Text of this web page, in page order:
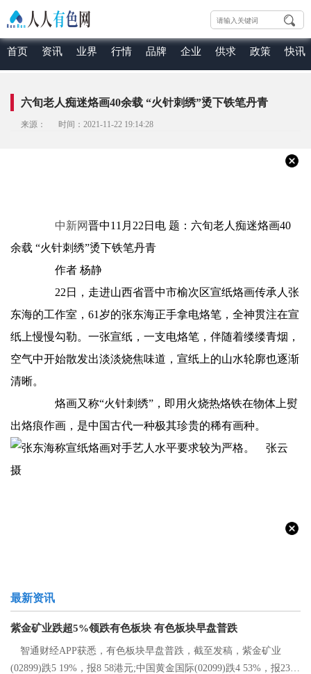
首页 资讯 业界 行情 品牌 企业 供求 政策 快讯
六旬老人痴迷烙画40余载 “火针刺绣”烫下铁笔丹青
来源： 时间：2021-11-22 19:14:28
中新网晋中11月22日电 题：六旬老人痴迷烙画40
余载 “火针刺绣”烫下铁笔丹青
作者 杨静
22日，走进山西省晋中市榆次区宣纸烙画传承人张
东海的工作室，61岁的张东海正手拿电烙笔，全神贯注在宣
纸上慢慢勾勒。一张宣纸，一支电烙笔，伴随着缕缕青烟，
空气中开始散发出淡淡烧焦味道，宣纸上的山水轮廓也逐渐
清晰。
烙画又称“火针刺绣”，即用火烧热烙铁在物体上熨
出烙痕作画，是中国古代一种极其珍贵的稀有画种。
最新资讯
紫金矿业跌超5%领跌有色板块 有色板块早盘普跌
智通财经APP获悉，有色板块早盘普跌，截至发稿，紫金矿业
(02899)跌5 19%，报8 58港元;中国黄金国际(02099)跌4 53%，报23 2